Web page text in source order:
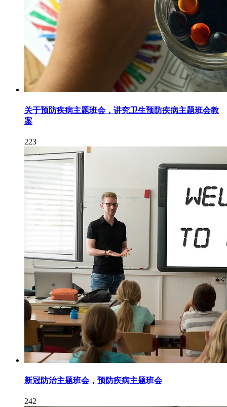
关于预防疾病主题班会，讲究卫生预防疾病主题班会教
案
223
新冠防治主题班会，预防疾病主题班会
242